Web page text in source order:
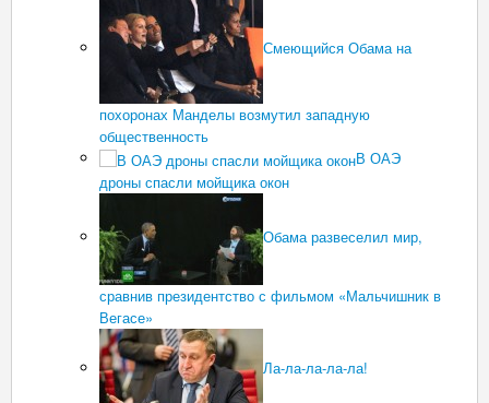
Смеющийся Обама на
похоронах Манделы возмутил западную
общественность
В ОАЭ
дроны спасли мойщика окон
Обама развеселил мир,
сравнив президентство с фильмом «Мальчишник в
Вегасе»
Ла-ла-ла-ла-ла!